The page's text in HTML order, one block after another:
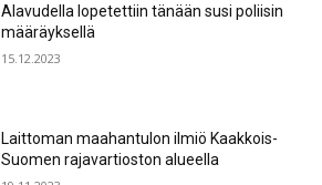
Alavudella lopetettiin tänään susi poliisin
määräyksellä
15.12.2023
Laittoman maahantulon ilmiö Kaakkois-
Suomen rajavartioston alueella